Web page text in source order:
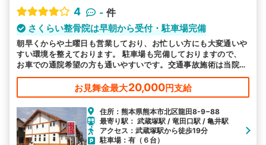
4
- 件
さくらい整骨院は早朝から受付・駐車場完備
朝早くからや土曜日も営業しており、お忙しい方にも大変通いや
すい環境を整えております。 駐車場も完備しておりますので、
お車での通院希望の方も通いやすいです。交通事故施術は当院に
お任せください。
お見舞金最大20,000円支給
住所：熊本県熊本市北区龍田8-9−88
最寄り駅： 武蔵塚駅 / 竜田口駅 / 亀井駅
アクセス：武蔵塚駅から徒歩19分
駐車場：有（６台）